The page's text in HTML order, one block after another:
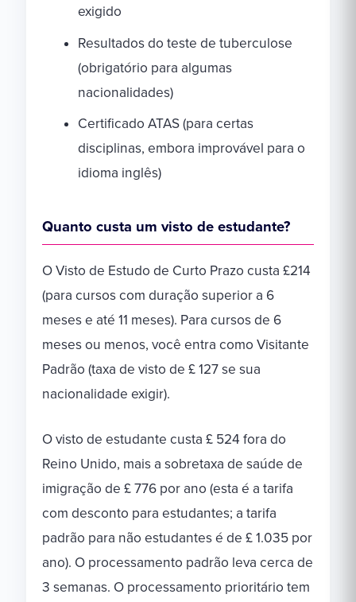
exigido
Resultados do teste de tuberculose
(obrigatório para algumas
nacionalidades)
Certificado ATAS (para certas
disciplinas, embora improvável para o
idioma inglês)
Quanto custa um visto de estudante?
O Visto de Estudo de Curto Prazo custa £214
(para cursos com duração superior a 6
meses e até 11 meses). Para cursos de 6
meses ou menos, você entra como Visitante
Padrão (taxa de visto de £ 127 se sua
nacionalidade exigir).
O visto de estudante custa £ 524 fora do
Reino Unido, mais a sobretaxa de saúde de
imigração de £ 776 por ano (esta é a tarifa
com desconto para estudantes; a tarifa
padrão para não estudantes é de £ 1.035 por
ano). O processamento padrão leva cerca de
3 semanas. O processamento prioritário tem